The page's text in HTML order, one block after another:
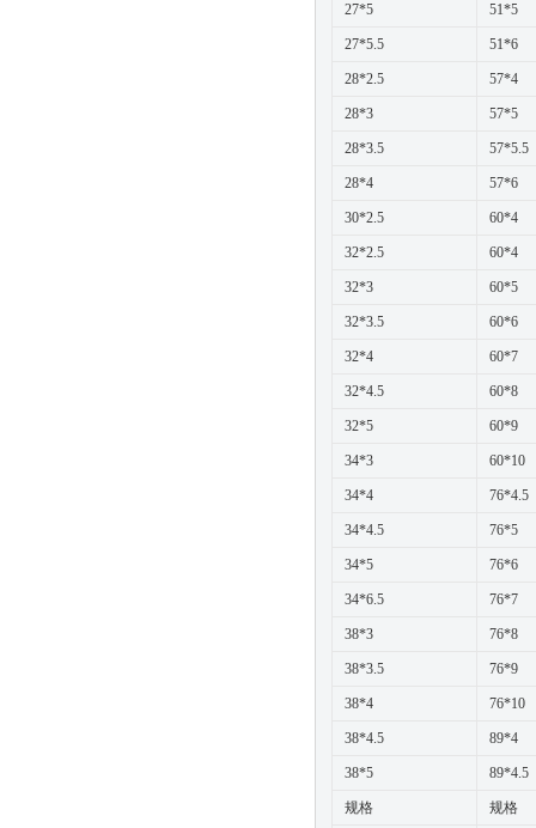
27*5 51*5
27*5.5 51*6
28*2.5 57*4
28*3 57*5
28*3.5 57*5.5
28*4 57*6
30*2.5 60*4
32*2.5 60*4
32*3 60*5
32*3.5 60*6
32*4 60*7
32*4.5 60*8
32*5 60*9
34*3 60*10
34*4 76*4.5
34*4.5 76*5
34*5 76*6
34*6.5 76*7
38*3 76*8
38*3.5 76*9
38*4 76*10
38*4.5 89*4
38*5 89*4.5
规格 规格